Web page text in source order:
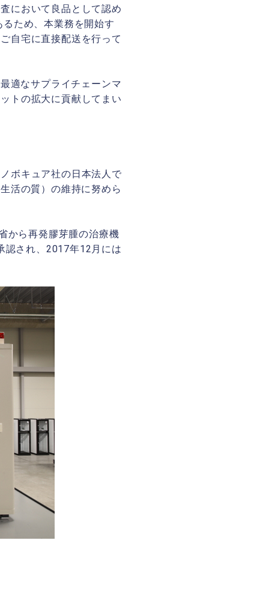
において良品として認め
ため、本業務を開始す
自宅に直接配送を行って
適なサプライチェーンマ
トの拡大に貢献してまい
ボキュア社の日本法人で
活の質）の維持に努めら
から再発膠芽腫の治療機
認され、2017年12月には